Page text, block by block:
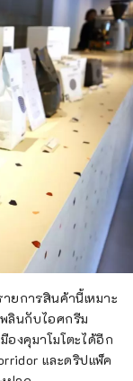
ยการสินค้านี้เหมาะ
ลินกับไอศกรีม
องคุมาโมโตะได้อีก
และดริปแพ็ค